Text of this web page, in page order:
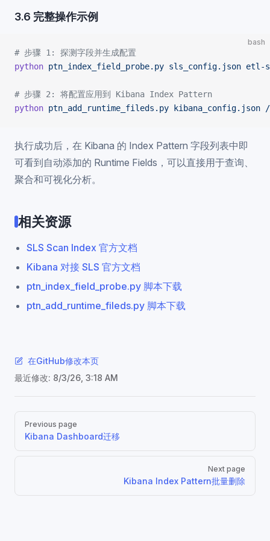
3.6 完整操作示例
bash
# 步骤 1: 探测字段并生成配置
python ptn_index_field_probe.py sls_config.json etl-
# 步骤 2: 将配置应用到 Kibana Index Pattern
python ptn_add_runtime_fileds.py kibana_config.json /
执行成功后，在 Kibana 的 Index Pattern 字段列表中即
可看到自动添加的 Runtime Fields，可以直接用于查询、
聚合和可视化分析。
相关资源
SLS Scan Index 官方文档
Kibana 对接 SLS 官方文档
ptn_index_field_probe.py 脚本下载
ptn_add_runtime_fileds.py 脚本下载
在GitHub修改本页
最近修改: 8/3/26, 3:18 AM
PagerPrevious page
Kibana Dashboard迁移
Next page
Kibana Index Pattern批量删除